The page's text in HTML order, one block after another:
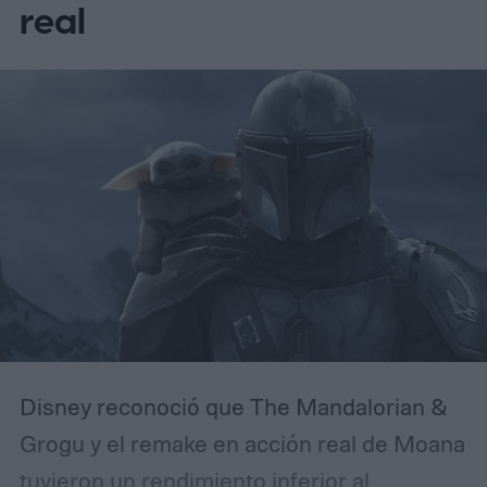
para el 30 de abril de 2027.
real
Disney reconoció que The Mandalorian &
Grogu y el remake en acción real de Moana
tuvieron un rendimiento inferior al